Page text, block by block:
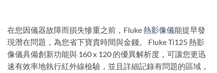
在您因儀器故障而損失慘重之前，Fluke熱影像儀能提早發
現潛在問題，為您省下寶貴時間與金錢。 Fluke Ti125 熱影
像儀具備創新功能與 160 x 120 的優異解析度，可讓您更迅
速有效率地執行紅外線檢驗，並且詳細記錄有問題的區域，